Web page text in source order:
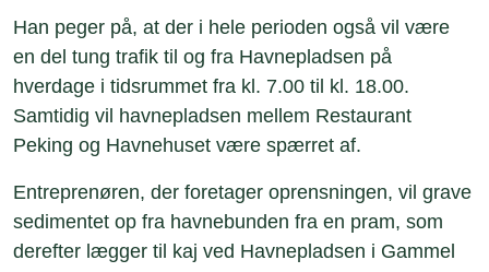
Han peger på, at der i hele perioden også vil være
en del tung trafik til og fra Havnepladsen på
hverdage i tidsrummet fra kl. 7.00 til kl. 18.00.
Samtidig vil havnepladsen mellem Restaurant
Peking og Havnehuset være spærret af.
Entreprenøren, der foretager oprensningen, vil grave
sedimentet op fra havnebunden fra en pram, som
derefter lægger til kaj ved Havnepladsen i Gammel